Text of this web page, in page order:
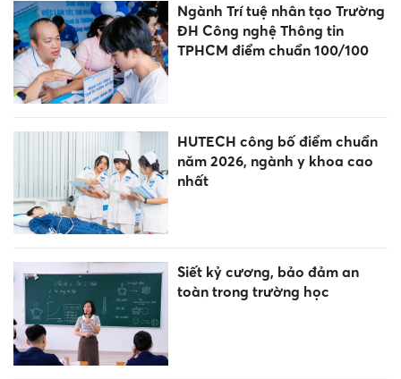
Ngành Trí tuệ nhân tạo Trường
ĐH Công nghệ Thông tin
TPHCM điểm chuẩn 100/100
HUTECH công bố điểm chuẩn
năm 2026, ngành y khoa cao
nhất
Siết kỷ cương, bảo đảm an
toàn trong trường học